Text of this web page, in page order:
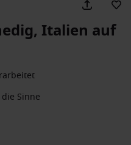
Italien auf
Sinne